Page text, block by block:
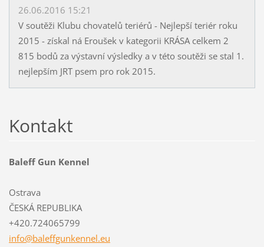
26.06.2016 15:21
V soutěži Klubu chovatelů teriérů - Nejlepší teriér roku
2015 - získal ná Eroušek v kategorii KRÁSA celkem 2
815 bodů za výstavní výsledky a v této soutěži se stal 1.
nejlepším JRT psem pro rok 2015.
Kontakt
Baleff Gun Kennel
Ostrava
ČESKÁ REPUBLIKA
+420.724065799
info@baleffgunkennel.eu